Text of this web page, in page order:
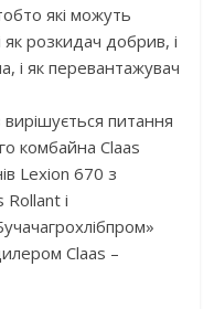
які можуть
як розкидач добрив, і
і як перевантажувач
вирішується питання
комбайна Claas
Lexion 670 з
Rollant і
Claas –